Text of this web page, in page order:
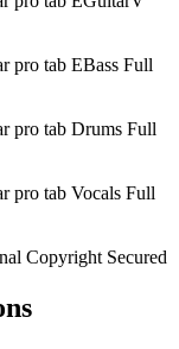
Copyright Secured